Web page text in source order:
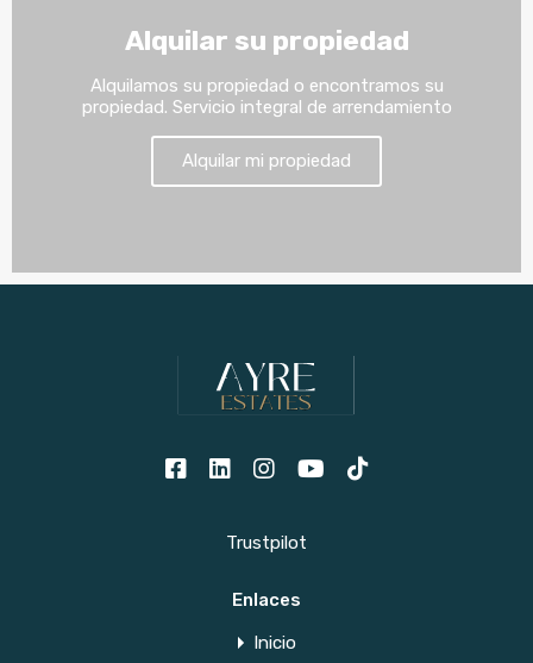
Alquilar su propiedad
Alquilamos su propiedad o encontramos su
propiedad. Servicio integral de arrendamiento
Alquilar mi propiedad
Trustpilot
Enlaces
Inicio